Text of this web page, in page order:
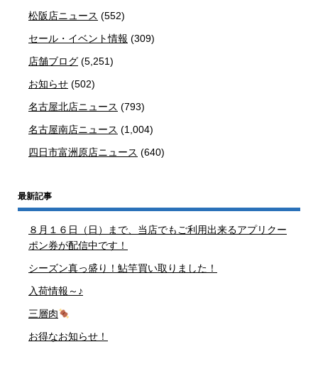
松阪店ニュース (552)
セール・イベント情報 (309)
店舗ブログ (5,251)
お知らせ (502)
名古屋北店ニュース (793)
名古屋南店ニュース (1,004)
四日市富洲原店ニュース (640)
最新記事
８月１６日（日）まで、当店でもご利用出来るアプリクー
ポン券が配信中です！
シーズン真っ盛り！鮎竿買い取りました！
入荷情報～♪
三層肉
お得なお知らせ！